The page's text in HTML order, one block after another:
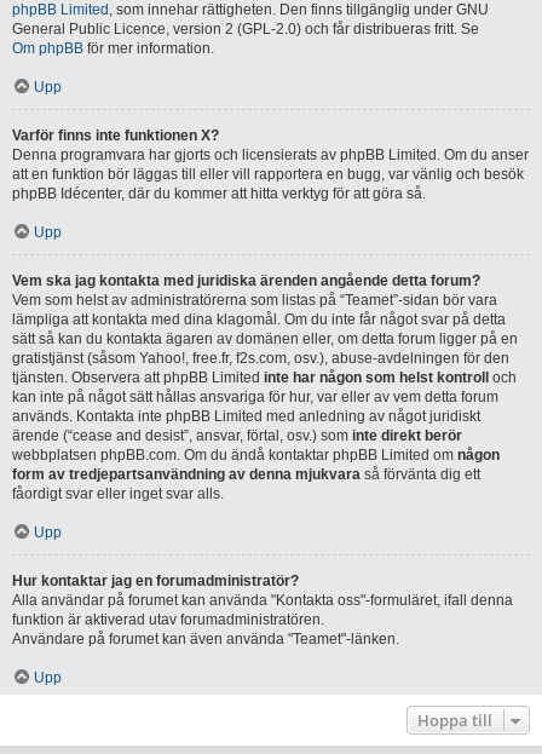
phpBB Limited , som innehar rättigheten. Den finns tillgänglig under GNU
General Public Licence, version 2 (GPL-2.0) och får distribueras fritt. Se
Om phpBB för mer information.
Upp
Varför finns inte funktionen X?
Denna programvara har gjorts och licensierats av phpBB Limited. Om du anser
att en funktion bör läggas till eller vill rapportera en bugg, var vänlig och besök
phpBB Idécenter, där du kommer att hitta verktyg för att göra så.
Upp
Vem ska jag kontakta med juridiska ärenden angående detta forum?
Vem som helst av administratörerna som listas på “Teamet”-sidan bör vara
lämpliga att kontakta med dina klagomål. Om du inte får något svar på detta
sätt så kan du kontakta ägaren av domänen eller, om detta forum ligger på en
gratistjänst (såsom Yahoo!, free.fr, f2s.com, osv.), abuse-avdelningen för den
tjänsten. Observera att phpBB Limited inte har någon som helst kontroll
och
kan inte på något sätt hållas ansvariga för hur, var eller av vem detta forum
används. Kontakta inte phpBB Limited med anledning av något juridiskt
ärende (“cease and desist”, ansvar, förtal, osv.) som inte direkt berör
webbplatsen phpBB.com. Om du ändå kontaktar phpBB Limited om någon
form av tredjepartsanvändning av denna mjukvara så förvänta dig ett
fåordigt svar eller inget svar alls.
Upp
Hur kontaktar jag en forumadministratör?
Alla användar på forumet kan använda "Kontakta oss"-formuläret, ifall denna
funktion är aktiverad utav forumadministratören.
Användare på forumet kan även använda "Teamet"-länken.
Upp
Hoppa till